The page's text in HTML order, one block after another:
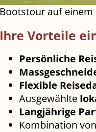
Bootstour auf einem
Ihre Vorteile
Persönliche
Flexible
Ausgewählte
Langjährige
Kombination von